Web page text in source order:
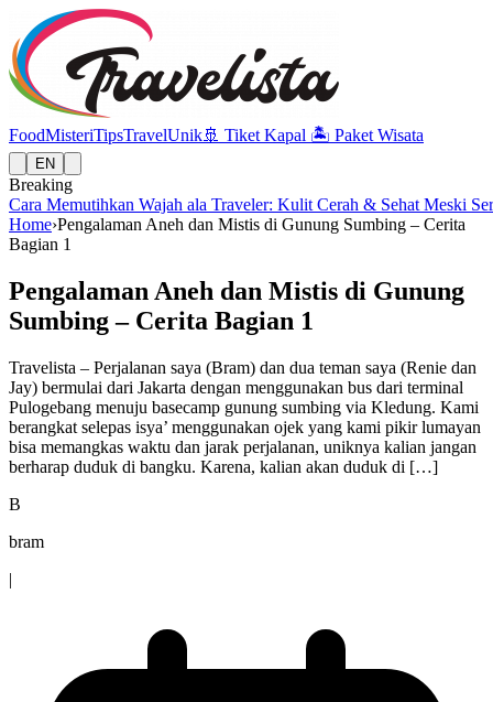
FoodMisteriTipsTravelUnik🚢 Tiket Kapal 🏝️ Paket Wisata
EN
Breaking
Cara Memutihkan Wajah ala Traveler: Kulit Cerah & Sehat Meski
Home›Pengalaman Aneh dan Mistis di Gunung Sumbing – Cerita
Bagian 1
Pengalaman Aneh dan Mistis di Gunung
Sumbing – Cerita Bagian 1
Travelista – Perjalanan saya (Bram) dan dua teman saya (Renie dan
Jay) bermulai dari Jakarta dengan menggunakan bus dari terminal
Pulogebang menuju basecamp gunung sumbing via Kledung. Kami
berangkat selepas isya’ menggunakan ojek yang kami pikir lumayan
bisa memangkas waktu dan jarak perjalanan, uniknya kalian jangan
berharap duduk di bangku. Karena, kalian akan duduk di […]
B
bram
|